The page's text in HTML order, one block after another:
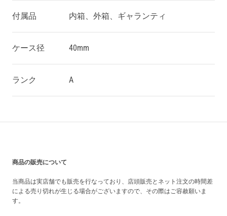
付属品 内箱、外箱、ギャランティ
ケース径 40mm
ランク A
商品の販売について
当商品は実店舗でも販売を行なっており、店頭販売とネット注文の時間差
による売り切れが生じる場合がございますので、その際はご容赦願いま
す。